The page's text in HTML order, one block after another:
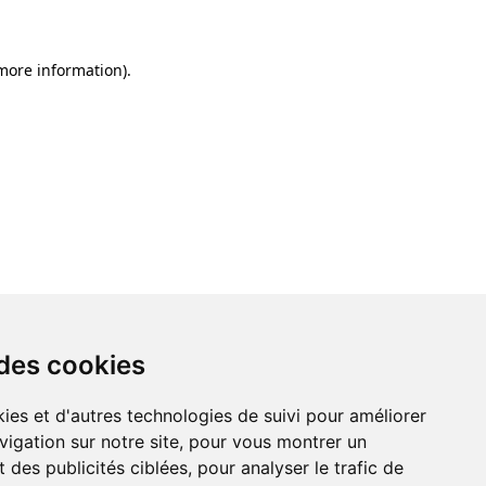
cookies
et d'autres technologies de suivi pour améliorer
sur notre site, pour vous montrer un
des publicités ciblées, pour analyser le trafic de
information).